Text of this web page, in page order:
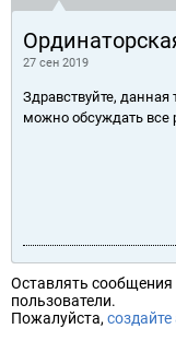
27 сен 2019
Здравствуйте, данная
можно обсуждать все
Оставлять
пользователи.
Пожалуйста,